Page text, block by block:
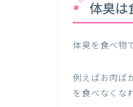
体臭は
体臭を食べ物
例えばお肉ば
を食べなくな